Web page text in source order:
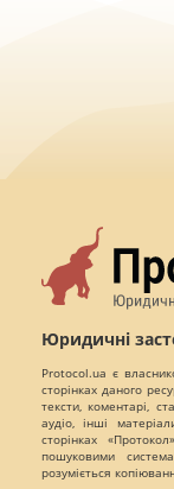
Юридичні
Protocol.ua є
сторінках даного
тексти, коментарі,
аудіо, інші
сторінках
пошуковими
розуміється